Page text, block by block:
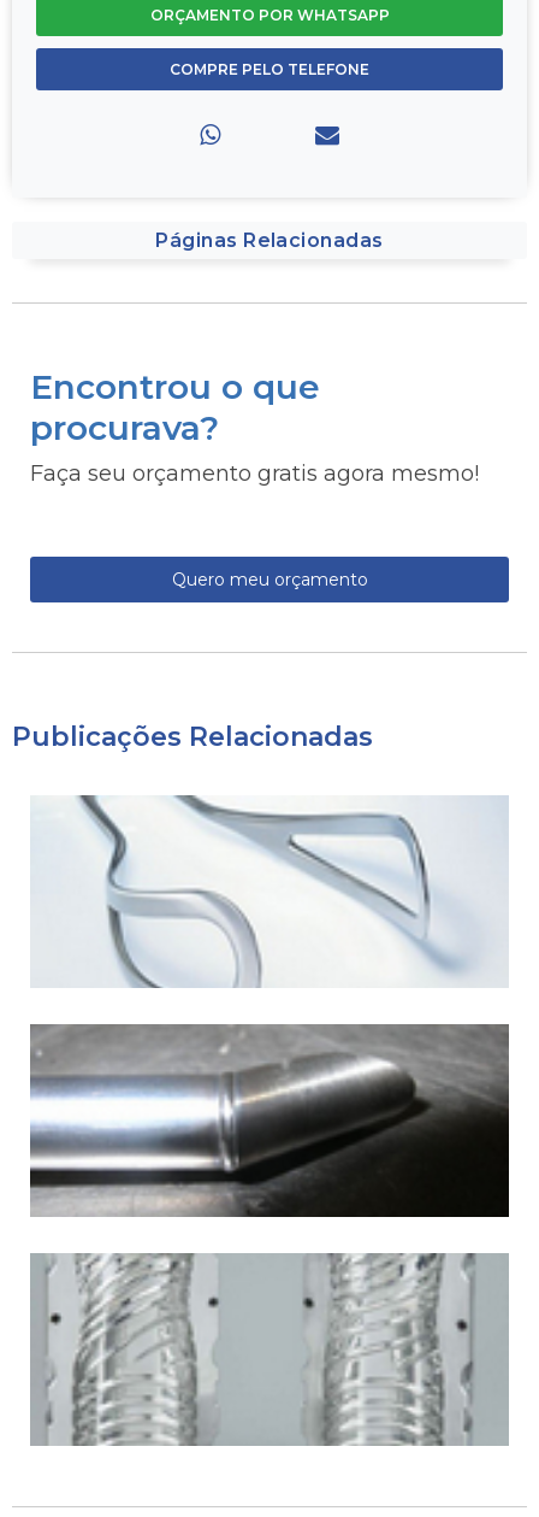
ORÇAMENTO POR WHATSAPP
COMPRE PELO TELEFONE
Páginas Relacionadas
Encontrou o que
procurava?
Faça seu orçamento gratis agora mesmo!
Quero meu orçamento
Publicações Relacionadas